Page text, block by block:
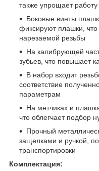
также упрощает
Боковые винты
фиксируют плашки, что
нарезаемой резьбы
На калибрующей
зубьев, что повышает
В набор входит
соответствие
параметрам
На метчиках и
что облегчает подбор
Прочный
защелками и ручкой,
транспортировки
Комплектация: